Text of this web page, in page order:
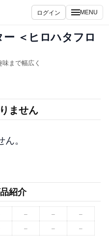
ログイン MENU
＜ヒロハタフロ
まで幅広く
ません
。
紹介
– –
–
– – –